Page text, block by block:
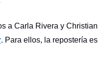
a Carla Rivera y Christian
. Para ellos, la repostería es